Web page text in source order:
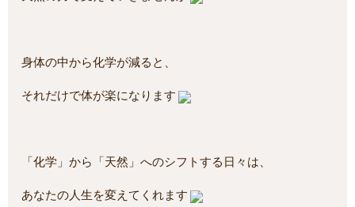
身体の中から化学が減ると、
それだけで体が楽になります
「化学」から「天然」へのシフトする日々は、
あなたの人生を変えてくれます